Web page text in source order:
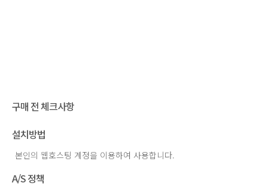
구매 전 체크사항
설치방법
본인의 웹호스팅 계정을 이용하여 사용합니다.
A/S 정책